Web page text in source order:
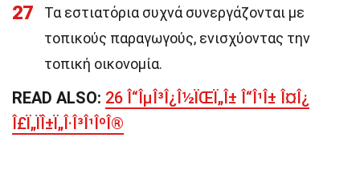
27
Τα εστιατόρια συχνά συνεργάζονται με
τοπικούς παραγωγούς, ενισχύοντας την
τοπική οικονομία.
READ ALSO: 26 Î“ÎµÎ³Î¿Î½ÏŒÏ„Î± Î“Î¹Î± Î¤Î¿
Î£Ï„ÏÎ±Ï„Î·Î³Î¹ÎºÎ®